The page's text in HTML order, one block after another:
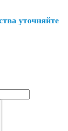
уточняйте